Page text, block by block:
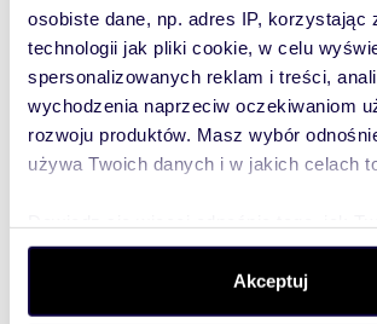
osobiste dane, np. adres IP, korzystając
technologii jak pliki cookie, w celu
spersonalizowanych reklam i treści,
wychodzenia naprzeciw oczekiwaniom
rozwoju produktów. Masz wybór
używa Twoich danych i w jakich celach
dane są przetwarzane oraz ustaw
. W Deklaracji plików
zmienić lub wycofać swoją zgodę w
Akceptuj
To najlepszy
sposób, aby
właściciel
oferty
Tobą
skontaktował!